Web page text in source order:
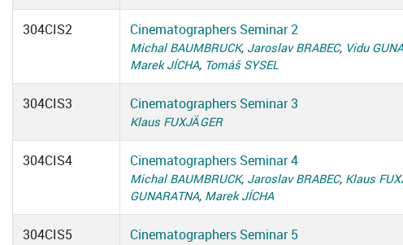
304CIS2 Cinematographers Seminar 2
Michal BAUMBRUCK, Jaroslav BRABEC, Vidu
Marek JÍCHA, Tomáš SYSEL
304CIS3 Cinematographers Seminar 3
Klaus FUXJÄGER
304CIS4 Cinematographers Seminar 4
Michal BAUMBRUCK, Jaroslav BRABEC, Klaus
GUNARATNA, Marek JÍCHA
304CIS5 Cinematographers Seminar 5